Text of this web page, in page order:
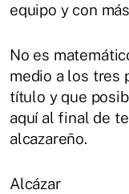
equipo y con
No es
medio a los tres
título y que
aquí al final de
alcazareño.
Alcázar